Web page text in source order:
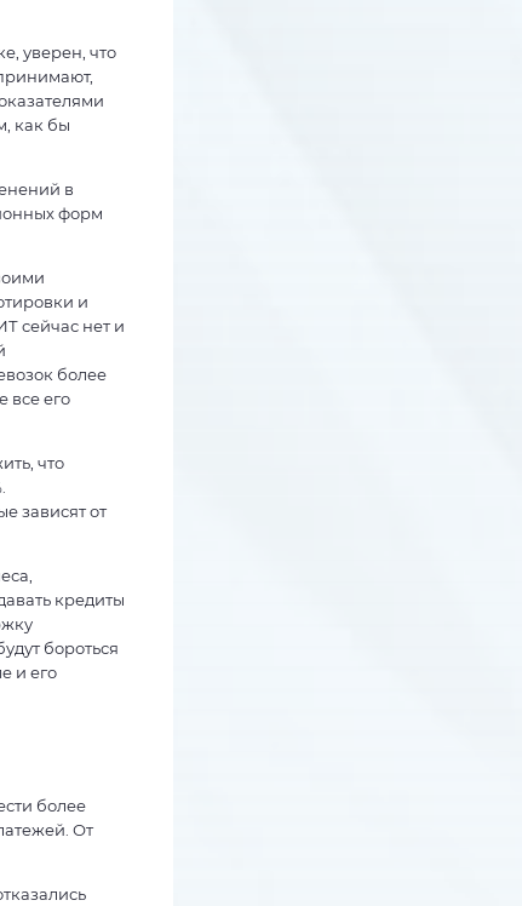
уверен, что
как бы
в
форм
и
сейчас нет и
более
все его
что
зависят от
кредиты
бороться
и его
более
От